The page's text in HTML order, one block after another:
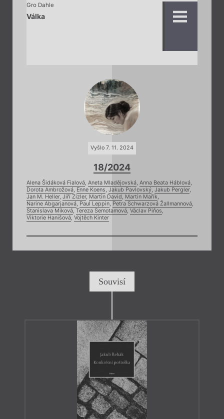
Gro Dahle
Válka
Vyšlo 7. 11. 2024
18/2024
Alena Šidáková Fialová, Aneta Mladějovská, Anna Beata Háblová,
Dorota Ambrožová, Enne Koens, Jakub Pavlovský, Jakub Pergler,
Jan M. Heller, Jiří Zizler, Martin David, Martin Mařík,
Narine Abgarjanová, Paul Leppin, Petra Schwarzová Žallmannová,
Stanislava Miková, Tereza Semotamová, Václav Piňos,
Viktorie Hanišová, Vojtěch Kinter
Souvisí